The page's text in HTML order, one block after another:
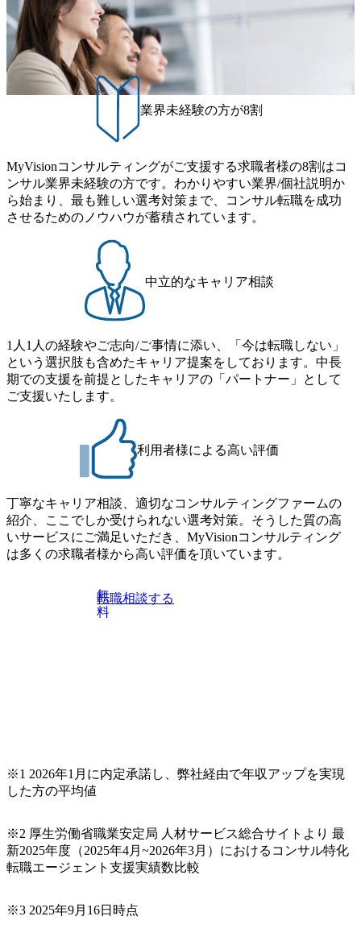
界においてはDX戦略立案、NFT等の新規事業立案を得意と
する。 - 藏満 一馬氏：アクセンチュア出身。金融業界を中
心に、DX戦略策定、新規事業立案、組織変革、規制対応等
の幅広いプロジェクトを主導する。 - 天野 善仁氏：19卒Pw
C出身。Xspear最年少シニアマネージャー 社員インタビュー
ページ (https://www.xspear.co.jp/career/interviews/) 戦略だけの
コンサルは終わり──コンサル業界の風雲児に聞く。“これ
から”のコンサルの在り方 (https://www.businessinsider.jp/articl
e/20250205-simplex-xspear/) Xspear Consultingがえるぼし認定
を取得 (https://www.agara.co.jp/article/382811) シンプレクスと
Xspear Consultingが、東京都港区の行政手続き100%デジタル
化を支援 (https://www.afpbb.com/articles/-/3520247) 【未経験
者】 ・年収UPでのオファー ・ワンプールで様々なインダ
流工程、先端技術を学べる環境 【コンサルファーム経験
者】 ・専門領域に軸足を置きながら、他領域にもチャレン
ジできる環境 ・タイトルアップでのオファー ・現職ファー
ムより高いオファー年収 ・実力主義でプロモーションでき
る（ダブルスキップもあり） ・週に1度のアサインｍｔｇで
果、なりたいキャリアを反映できるｐｊにアサインしても
らえる ・シンプレクスというテクノロジーに強い部隊がい
るため、エンジニアの視点からも協業しクライアントへ価
値提供できる ・デリバリー中心の案件もあればセールス中
心の案件もあり、個々の裁量や得意領域に合わせた売り上
げの立て方を選べる ここ1年で社員数60名⇒100名超、売上
今期18億円⇒来期30億円（いずれも約170％アップ）と急成
長中のファームである また、成長中ファームのため優秀な
上司の近くで働けるチャンスも多い(ボストン・コンサルテ
ィング・グループ出身者等 (https://www.xspear.co.jp/member/ta
keto_kajita/)） 多様なメンバー、多様なプロジェクトによる
自己成長機会が多く、新たなチャレンジが可能 100名規模に
も関わらず、外資系戦略コンサルティングファームや総合
り、常に刺激を受けながらプロジェクトワークが可能 総合
コンサルティングファームの名の通り、全方位のクライア
サルティングファームの立ち上げフェーズに関わることが
できる 豊富な経験を持つコンサル経験者の場合は、自らチ
ーションの開発 など) シンプレクスの顧客基盤、エンジニ
アケイパビリティを活かた確度の高い事業立ち上げが経験
できる 2026年8月21日(金) 19:30〜21:30 (19:20開場) 2026年8
く可能性がございます。 このたび、ファーム経験者の方を
休暇は年間24日（4月1日入社の場合）で、入社日に付与さ
れます。 年次有給休暇の残日数は、翌年度に繰り越すこと
ができます。 慶弔休暇は、事由により取得可能日数は異な
りますが、3～7日の連続休暇を取得できます。 リフレッシ
ュ休暇は、規程で定める勤続年数ごとに、連続5日のリフレ
ッシュ休暇を取得できます。 【育児や子の看護、介護など
の制度】 育児休暇： 対象：小学校1年修了時の3月31日まで
の子を育てるすべての従業員※期間：通算3年間 短時間勤
日2時間15分まで、始業・終業時刻の繰り上げ・繰り下げが
可能 子の看護休暇： 子1人につき5日まで取得でき、1時間
単位で取得することも可能 家族看護休暇： 5日まで取得で
き、1時間単位で取得することも可能 【独身寮、住宅手当制
度など】 独身寮：富山事業所の近くに、白風寮と青風寮の2
つの寮があり、以下の入居基準を満たす方が入居可能で
す。 ＜入居基準＞ ・満33歳までの独身者 ・自宅から勤務地
までの通勤総時間が2時間を超えること 住宅手当： 本社の
近くには独身寮や社宅等が無いため、条件を満たす方には
住宅手当を支給します。 また、独身寮は男性のみの入居と
なるため、入居基準を満たす女性には住宅手当を支給しま
す。 住宅手当は、一般賃貸物件を従業員が契約し、規程で
定める金額を会社が支払います。 その他： 採用時や転勤等
による引っ越し費用は、会社が負担します。 2026年8月18日
(火) 19:00～20:00 2026年8月13日(木) 16:00 応募をご検討され
ている方を対象に、会社説明会を実施予定です。 ● 求人名
・【富山】半導体製造装置の生産エンジニア(製造・生産工
程の管理業務) ※主任候補・リーダークラス ・【砺波】半
導体製造装置の生産エンジニア(製造・生産工程の管理業務)
※顔出しは不要です。ご質問頂く際のみ、顔出ししていた
だければと存じます。
業界未経験の方が8割
MyVisionコンサルティングがご支援する求職者様の8割はコ
ンサル業界未経験の方です。わかりやすい業界/個社説明か
ら始まり、最も難しい選考対策まで、コンサル転職を成功
させるためのノウハウが蓄積されています。
中立的なキャリア相談
1人1人の経験やご志向/ご事情に添い、「今は転職しない」
という選択肢も含めたキャリア提案をしております。中長
期での支援を前提としたキャリアの「パートナー」として
ご支援いたします。
利用者様による高い評価
丁寧なキャリア相談、適切なコンサルティングファームの
紹介、ここでしか受けられない選考対策。そうした質の高
いサービスにご満足いただき、MyVisionコンサルティング
は多くの求職者様から高い評価を頂いています。
無
料
転職相談する
※1 2026年1月に内定承諾し、弊社経由で年収アップを実現
した方の平均値
※2 厚生労働省職業安定局 人材サービス総合サイトより 最
新2025年度（2025年4月~2026年3月）におけるコンサル特化
転職エージェント支援実績数比較
※3 2025年9月16日時点